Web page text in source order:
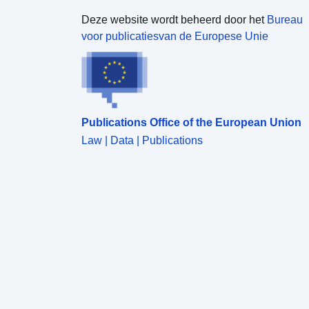
Deze website wordt beheerd door het Bureau
voor publicatiesvan de Europese Unie
Publications Office of the European Union
Law | Data | Publications